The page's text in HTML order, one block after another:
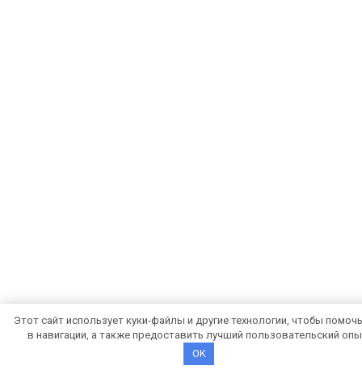
Этот сайт использует куки-файлы и другие технологии, чтобы
в навигации, а также предоставить лучший пользовательский
OK